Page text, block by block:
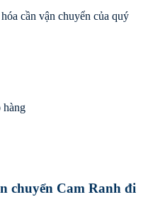
cần vận chuyển của quý
hàng
chuyển Cam Ranh đi